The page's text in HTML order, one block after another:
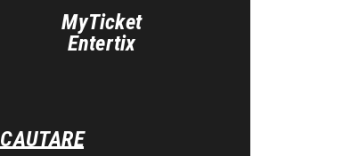
MyTicket
Entertix
CAUTARE